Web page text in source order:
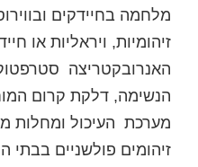
מלחמה בחיידקים
זיהומיות, ויראליות או
האנרובקטריצה
הנשימה, דלקת קרום
מערכת העיכול ומחלות
זיהומים פולשניים בבתי